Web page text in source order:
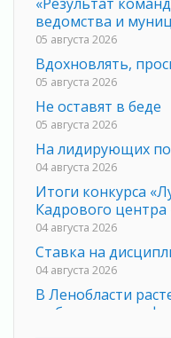
ведомства и
05 августа 2026
Вдохновлять,
05 августа 2026
Не оставят в беде
05 августа 2026
На лидирующих
04 августа 2026
Итоги конкурса
Кадрового
04 августа 2026
Ставка на
04 августа 2026
В Ленобласти
мобильного